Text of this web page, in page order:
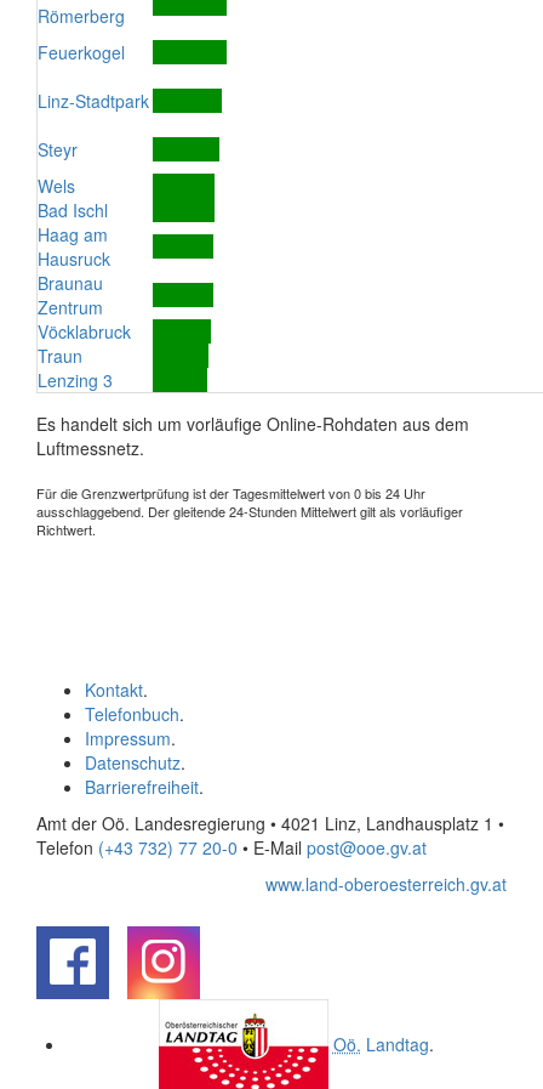
Römerberg
Feuerkogel
Linz-Stadtpark
Steyr
Wels
Bad Ischl
Haag am
Hausruck
Braunau
Zentrum
Vöcklabruck
Traun
Lenzing 3
Es handelt sich um vorläufige Online-Rohdaten aus dem
Luftmessnetz.
Für die Grenzwertprüfung ist der Tagesmittelwert von 0 bis 24 Uhr
ausschlaggebend. Der gleitende 24-Stunden Mittelwert gilt als vorläufiger
Richtwert.
Kontakt.
Telefonbuch.
Impressum.
Datenschutz.
Barrierefreiheit.
Amt der Oö. Landesregierung • 4021 Linz, Landhausplatz 1 •
Telefon (+43 732) 77 20-0 • E-Mail post@ooe.gv.at
www.land-oberoesterreich.gv.at
Oö. Landtag.